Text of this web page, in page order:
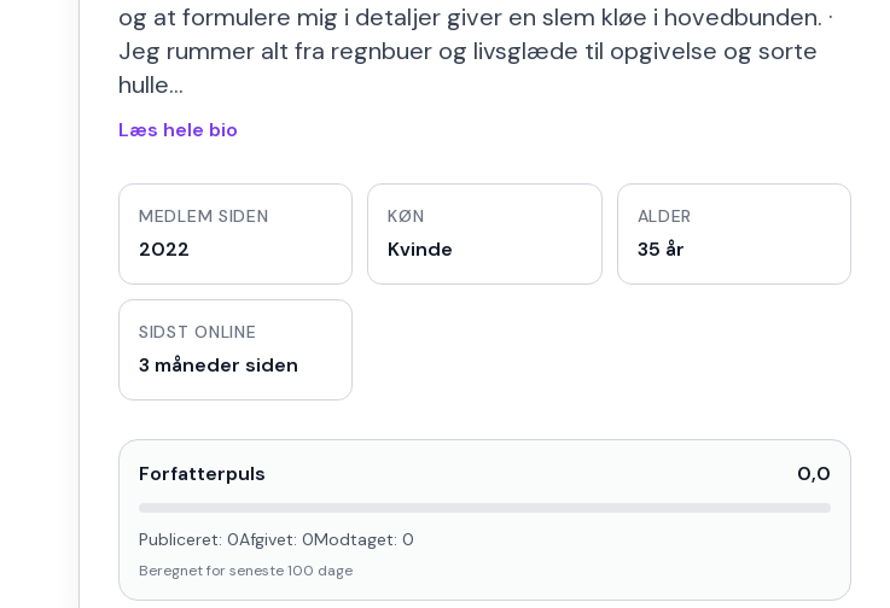
og at formulere mig i detaljer giver en slem kløe i hovedbunden. ·
Jeg rummer alt fra regnbuer og livsglæde til opgivelse og sorte
hulle…
Læs hele bio
MEDLEM SIDEN
2022
KØN
Kvinde
ALDER
35 år
SIDST ONLINE
3 måneder siden
Forfatterpuls 0,0
Publiceret: 0Afgivet: 0Modtaget: 0
Beregnet for seneste100 dage